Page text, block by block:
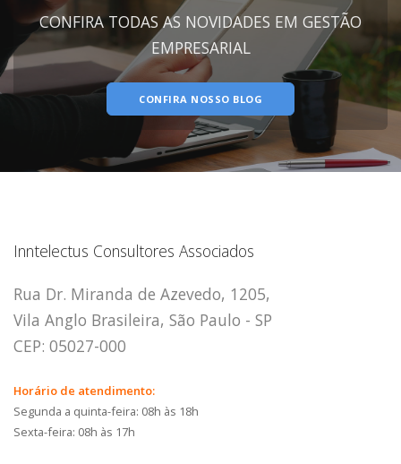
CONFIRA TODAS AS NOVIDADES EM GESTÃO
EMPRESARIAL
CONFIRA NOSSO BLOG
Inntelectus Consultores Associados
Rua Dr. Miranda de Azevedo, 1205,
Vila Anglo Brasileira, São Paulo - SP
CEP: 05027-000
Horário de atendimento:
Segunda a quinta-feira: 08h às 18h
Sexta-feira: 08h às 17h